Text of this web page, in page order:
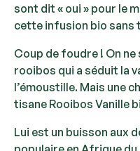
sont dit « oui » pour le
cette infusion bio sans
Coup de foudre ! On
rooibos qui a séduit la
l’émoustille. Mais une
tisane Rooibos Vanille
Lui est un buisson aux